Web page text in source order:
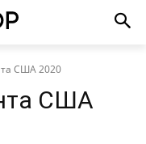
США 2020
США